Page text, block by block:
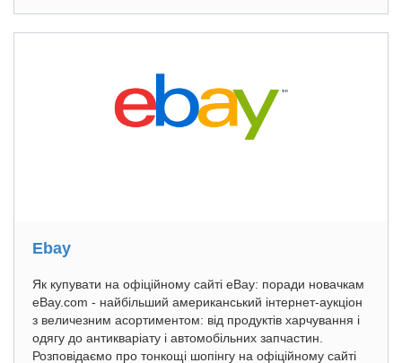
Ebay
Як купувати на офіційному сайті eBay: поради новачкам
eBay.com - найбільший американський інтернет-аукціон
з величезним асортиментом: від продуктів харчування і
одягу до антикваріату і автомобільних запчастин.
Розповідаємо про тонкощі шопінгу на офіційному сайті